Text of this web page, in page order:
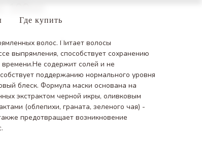
Где купить
волос. Питает волосы
выпрямления, способствует сохранению
содержит солей и не
поддержанию нормального уровня
блеск. Формула маски основана на
экстрактом черной икры, оливковым
(облепихи, граната, зеленого чая) -
предотвращает возникновение